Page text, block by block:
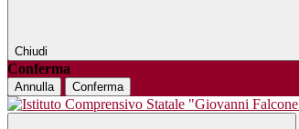
Chiudi
Conferma
Annulla Conferma